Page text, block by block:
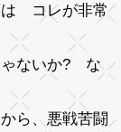
コレが非常
ゃないか? な
ら、悪戦苦闘